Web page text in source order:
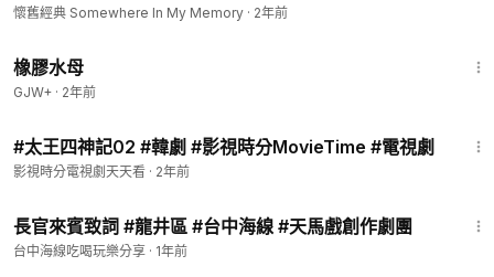
懷舊經典 Somewhere In My Memory · 2年前
橡膠水母
GJW+ · 2年前
#太王四神記02 #韓劇 #影視時分MovieTime #電視劇
影視時分電視劇天天看 · 2年前
長官來賓致詞 #龍井區 #台中海線 #天馬戲創作劇團
台中海線吃喝玩樂分享 · 1年前